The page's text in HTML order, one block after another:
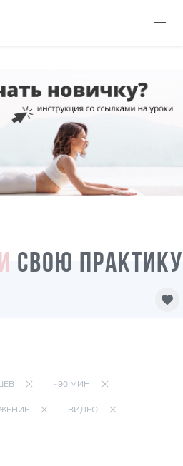
СВОЮ ПРАКТИКУ
~90 МИН
ВИДЕО